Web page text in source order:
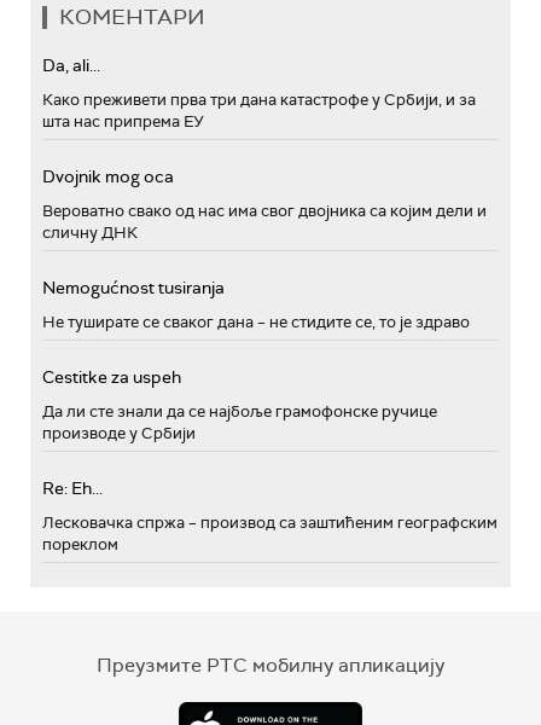
КОМЕНТАРИ
Da, ali...
Како преживети прва три дана катастрофе у Србији, и за
шта нас припрема ЕУ
Dvojnik mog oca
Вероватно свако од нас има свог двојника са којим дели и
сличну ДНК
Nemogućnost tusiranja
Не туширате се сваког дана – не стидите се, то је здраво
Cestitke za uspeh
Да ли сте знали да се најбоље грамофонске ручице
производе у Србији
Re: Eh...
Лесковачка спржа – производ са заштићеним географским
пореклом
Преузмите РТС мобилну апликацију